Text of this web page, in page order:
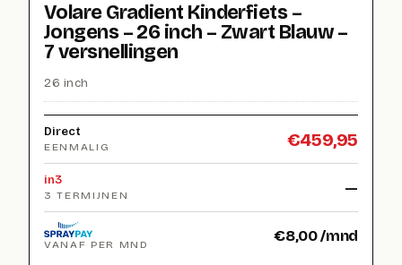
Volare Gradient Kinderfiets –
Jongens – 26 inch – Zwart Blauw –
7 versnellingen
26 inch
Direct
EENMALIG €459,95
in3
3 TERMIJNEN —
VANAF PER MND €8,00/mnd